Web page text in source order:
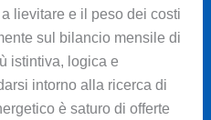
lievitare e il peso dei costi
sul bilancio mensile di
istintiva, logica e
intorno alla ricerca di
è saturo di offerte